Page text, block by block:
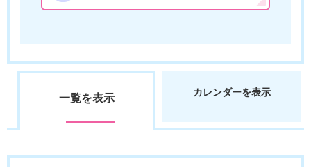
一覧を表示 カレンダーを表示